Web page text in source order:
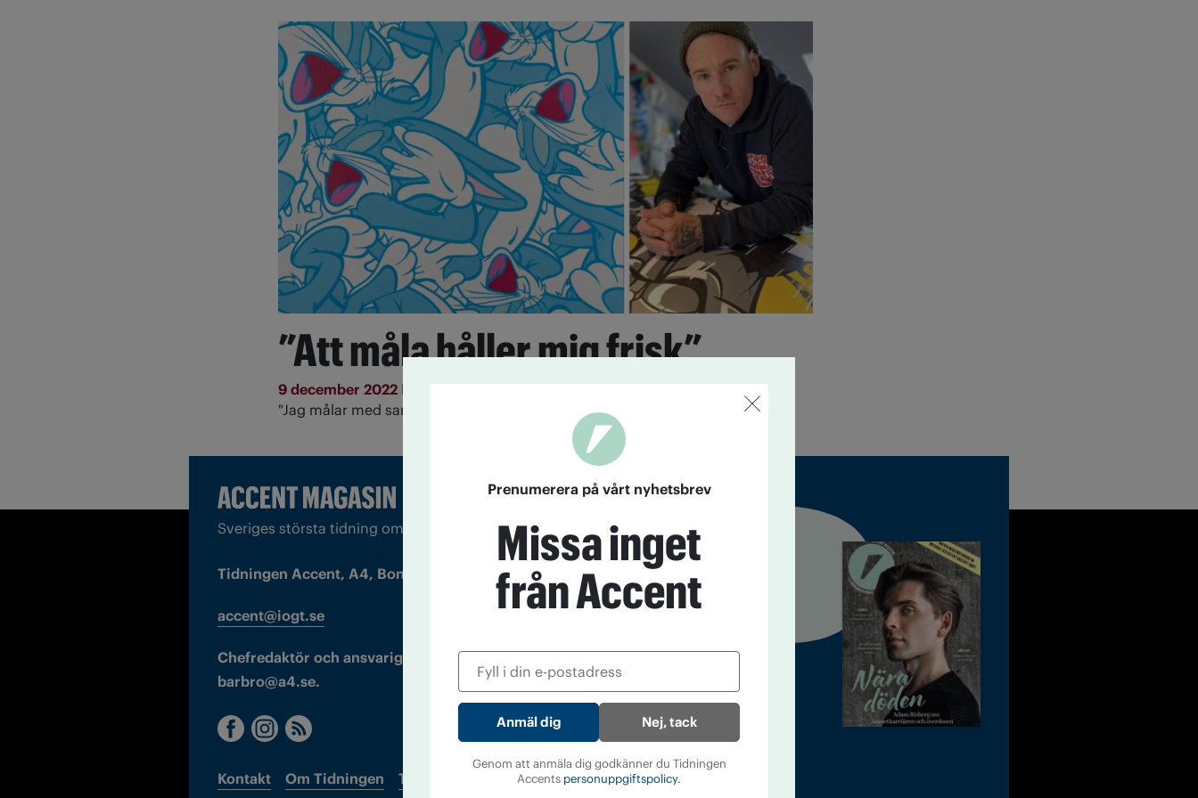
”Att måla håller mig frisk”
9 december 2022 Ed Worley ersatte drogerna med ett liv som konstnär.
"Jag målar med samma intensitet som jag jagade droger."
Sveriges största tidning om droger och nykterhet
Tidningen Accent, A4, Bondegatan 21, 116 33 Stockholm
accent@iogt.se
Chefredaktör och ansvarig utgivare: Barbro Janson Lundkvist,
barbro@a4.se.
Kontakt Om Tidningen Tidningsarkiv In English
Prenumerera på vårt nyhetsbrev
Missa inget
från Accent
Nej, tack
Genom att anmäla dig godkänner du Tidningen
Accents personuppgiftspolicy.